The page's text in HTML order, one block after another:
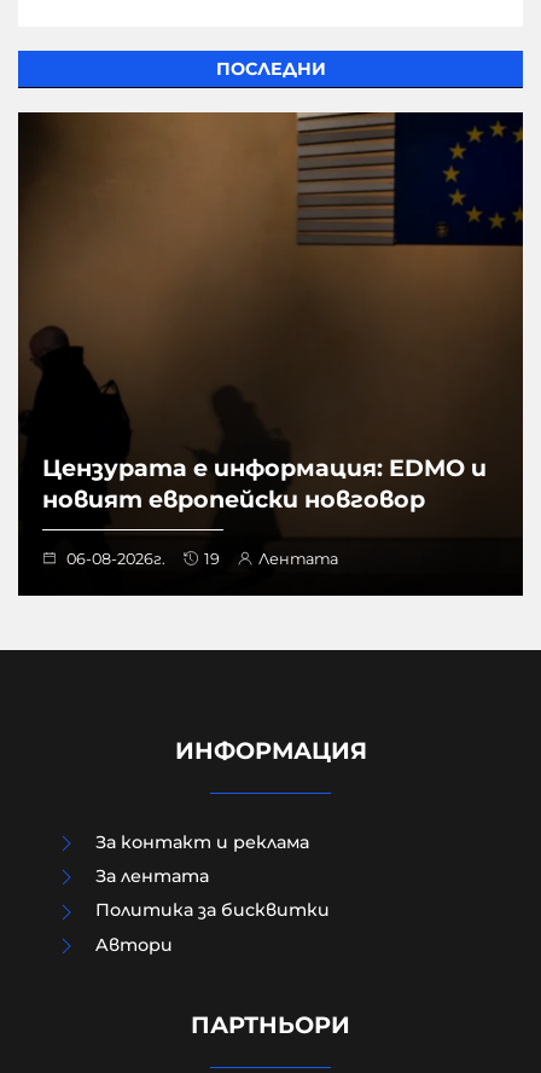
ПОСЛЕДНИ
Цензурата е информация: EDMO и
новият европейски новговор
06-08-2026г. 19 Лентата
Кръвопролитен мир!
ИНФОРМАЦИЯ
За контакт и реклама
За лентата
Политика за бисквитки
Aвтори
ПАРТНЬОРИ